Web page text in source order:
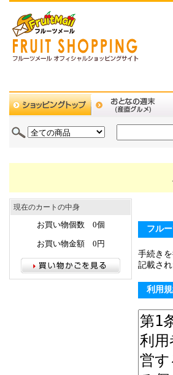
現在のカートの中身
お買い物個数 0個
お買い物金額 0円
フル
手続き
記載さ
利用